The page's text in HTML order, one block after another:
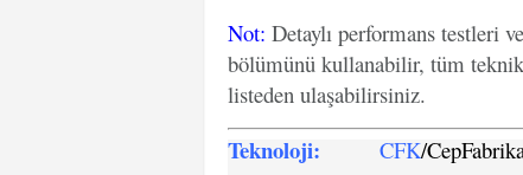
Not: Detaylı performans testleri
bölümünü kullanabilir, tüm
listeden ulaşabilirsiniz.
Teknoloji: CFK/